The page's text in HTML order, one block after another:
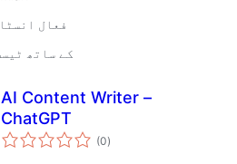
10+ فعال
6.8.7 کے ساتھ
AI Content Writer –
ChatGPT
(0مجموعی
درجہ
)